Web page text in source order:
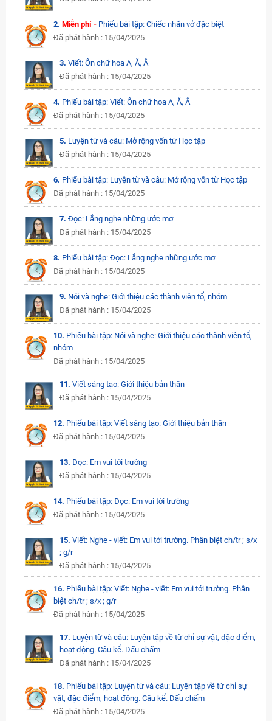
2.Miễn phí - Phiếu bài tập: Chiếc nhãn vở đặc biệt
Đã phát hành : 15/04/2025
3. Viết: Ôn chữ hoa A, Ă, Â
Đã phát hành : 15/04/2025
4. Phiếu bài tập: Viết: Ôn chữ hoa A, Ă, Â
Đã phát hành : 15/04/2025
5. Luyện từ và câu: Mở rộng vốn từ Học tập
Đã phát hành : 15/04/2025
6. Phiếu bài tập: Luyện từ và câu: Mở rộng vốn từ Học tập
Đã phát hành : 15/04/2025
7. Đọc: Lắng nghe những ước mơ
Đã phát hành : 15/04/2025
8. Phiếu bài tập: Đọc: Lắng nghe những ước mơ
Đã phát hành : 15/04/2025
9. Nói và nghe: Giới thiệu các thành viên tổ, nhóm
Đã phát hành : 15/04/2025
10. Phiếu bài tập: Nói và nghe: Giới thiệu các thành viên tổ,
nhóm
Đã phát hành : 15/04/2025
11. Viết sáng tạo: Giới thiệu bản thân
Đã phát hành : 15/04/2025
12. Phiếu bài tập: Viết sáng tạo: Giới thiệu bản thân
Đã phát hành : 15/04/2025
13. Đọc: Em vui tới trường
Đã phát hành : 15/04/2025
14. Phiếu bài tập: Đọc: Em vui tới trường
Đã phát hành : 15/04/2025
15. Viết: Nghe - viết: Em vui tới trường. Phân biệt ch/tr ; s/x
; g/r
Đã phát hành : 15/04/2025
16. Phiếu bài tập: Viết: Nghe - viết: Em vui tới trường. Phân
biệt ch/tr ; s/x ; g/r
Đã phát hành : 15/04/2025
17. Luyện từ và câu: Luyện tập về từ chỉ sự vật, đặc điểm,
hoạt động. Câu kể. Dấu chấm
Đã phát hành : 15/04/2025
18. Phiếu bài tập: Luyện từ và câu: Luyện tập về từ chỉ sự
vật, đặc điểm, hoạt động. Câu kể. Dấu chấm
Đã phát hành : 15/04/2025